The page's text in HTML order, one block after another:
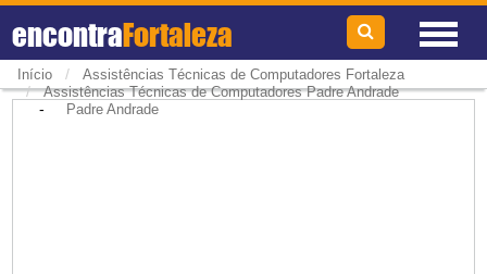
encontraFortaleza
Início / Assistências Técnicas de Computadores Fortaleza
/Assistências Técnicas de Computadores Padre Andrade
- Padre Andrade